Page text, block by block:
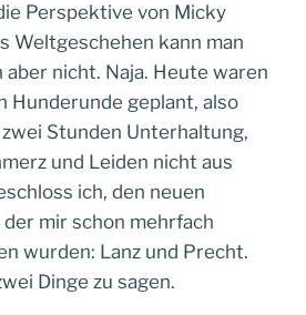
Perspektive von Micky
Weltgeschehen kann man
aber nicht. Naja. Heute waren
Hunderunde geplant, also
Stunden Unterhaltung,
und Leiden nicht aus
ich, den neuen
mir schon mehrfach
wurden: Lanz und Precht.
Dinge zu sagen.